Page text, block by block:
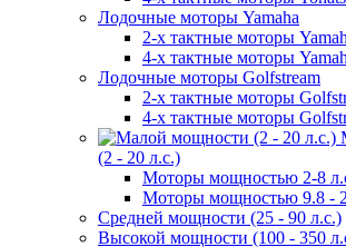
Лодочные моторы Yamaha
2-х тактные моторы
4-х тактные моторы
Лодочные моторы Golfstream
2-х тактные моторы
4-х тактные моторы
(2 - 20 л.с.)
Моторы мощностью 2-8
Моторы мощностью 9.8 -
Средней мощности (25 - 90 л.с.)
Высокой мощности (100 - 350